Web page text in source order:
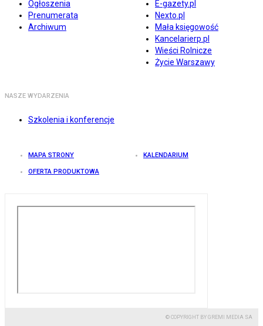
Ogłoszenia
Prenumerata
Archiwum
E-gazety.pl
Nexto.pl
Mała księgowość
Kancelarierp.pl
Wieści Rolnicze
Życie Warszawy
NASZE WYDARZENIA
Szkolenia i konferencje
MAPA STRONY KALENDARIUM
OFERTA PRODUKTOWA
© COPYRIGHT BY GREMI MEDIA SA